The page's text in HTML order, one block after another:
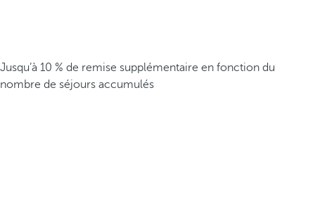
Jusqu’à 10 % de remise supplémentaire en fonction du
nombre de séjours accumulés